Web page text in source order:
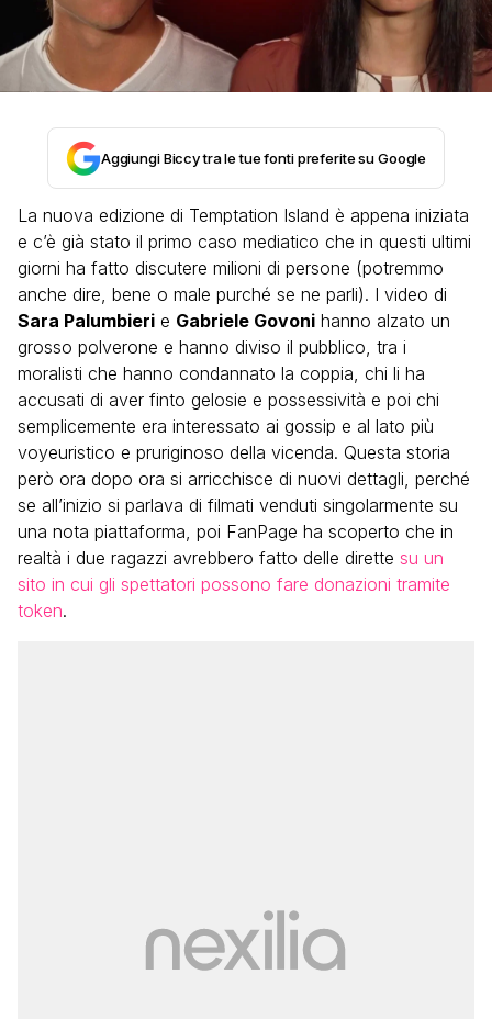
Aggiungi Biccy tra le tue fonti preferite su Google
La nuova edizione di Temptation Island è appena iniziata
e c’è già stato il primo caso mediatico che in questi ultimi
giorni ha fatto discutere milioni di persone (potremmo
anche dire, bene o male purché se ne parli). I video di
Sara Palumbieri e Gabriele Govoni hanno alzato un
grosso polverone e hanno diviso il pubblico, tra i
moralisti che hanno condannato la coppia, chi li ha
accusati di aver finto gelosie e possessività e poi chi
semplicemente era interessato ai gossip e al lato più
voyeuristico e pruriginoso della vicenda. Questa storia
però ora dopo ora si arricchisce di nuovi dettagli, perché
se all’inizio si parlava di filmati venduti singolarmente su
una nota piattaforma, poi FanPage ha scoperto che in
realtà i due ragazzi avrebbero fatto delle dirette su un
sito in cui gli spettatori possono fare donazioni tramite
token.